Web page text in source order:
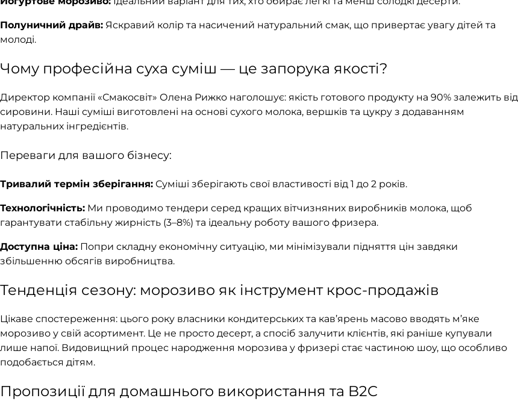
Полуничний драйв: Яскравий колір та насичений натуральний смак, що привертає увагу дітей та
молоді.
Чому професійна суха суміш — це запорука якості?
Директор компанії «Смакосвіт» Олена Рижко наголошує: якість готового продукту на 90% залежить від
сировини. Наші суміші виготовлені на основі сухого молока, вершків та цукру з додаванням
натуральних інгредієнтів.
Переваги для вашого бізнесу:
Тривалий термін зберігання: Суміші зберігають свої властивості від 1 до 2 років.
Технологічність: Ми проводимо тендери серед кращих вітчизняних виробників молока, щоб
гарантувати стабільну жирність (3–8%) та ідеальну роботу вашого фризера.
Доступна ціна: Попри складну економічну ситуацію, ми мінімізували підняття цін завдяки
збільшенню обсягів виробництва.
Тенденція сезону: морозиво як інструмент крос-продажів
Цікаве спостереження: цього року власники кондитерських та кав’ярень масово вводять м’яке
морозиво у свій асортимент. Це не просто десерт, а спосіб залучити клієнтів, які раніше купували
лише напої. Видовищний процес народження морозива у фризері стає частиною шоу, що особливо
подобається дітям.
Пропозиції для домашнього використання та B2C